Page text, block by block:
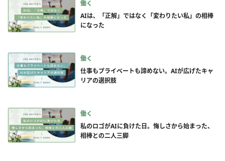
働く
AIは、「正解」ではなく「変わりたい私」の相棒
になった
働く
仕事もプライベートも諦めない。AIが広げたキャ
リアの選択肢
働く
私のロゴがAIに負けた日。悔しさから始まった、
相棒との二人三脚